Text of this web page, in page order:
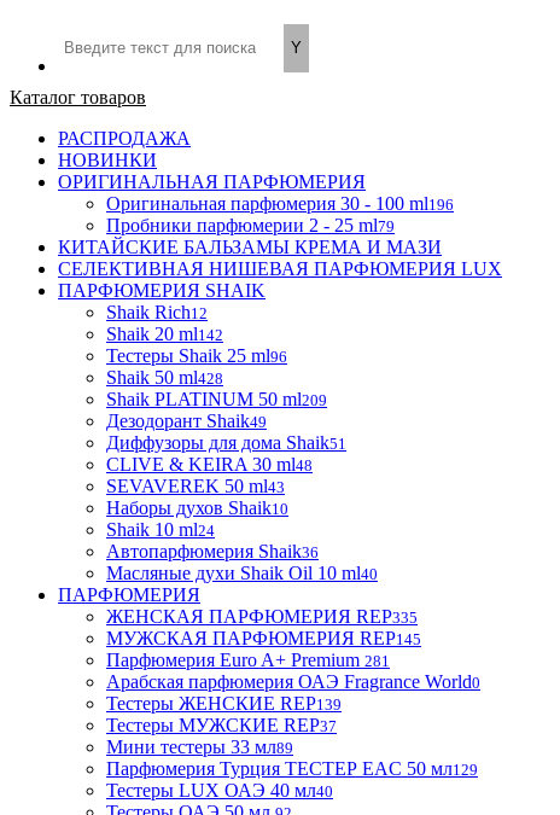
Каталог товаров
РАСПРОДАЖА
НОВИНКИ
ОРИГИНАЛЬНАЯ ПАРФЮМЕРИЯ
Оригинальная парфюмерия 30 - 100 ml196
Пробники парфюмерии 2 - 25 ml79
КИТАЙСКИЕ БАЛЬЗАМЫ КРЕМА И МАЗИ
СЕЛЕКТИВНАЯ НИШЕВАЯ ПАРФЮМЕРИЯ LUX
ПАРФЮМЕРИЯ SHAIK
Shaik Rich12
Shaik 20 ml142
Тестеры Shaik 25 ml96
Shaik 50 ml428
Shaik PLATINUM 50 ml209
Дезодорант Shaik49
Диффузоры для дома Shaik51
CLIVE & KEIRA 30 ml48
SEVAVEREK 50 ml43
Наборы духов Shaik10
Shaik 10 ml24
Автопарфюмерия Shaik36
Масляные духи Shaik Oil 10 ml40
ПАРФЮМЕРИЯ
ЖЕНСКАЯ ПАРФЮМЕРИЯ REP335
МУЖСКАЯ ПАРФЮМЕРИЯ REP145
Парфюмерия Euro A+ Premium 281
Арабская парфюмерия ОАЭ Fragrance World0
Тестеры ЖЕНСКИЕ REP139
Тестеры МУЖСКИЕ REP37
Мини тестеры 33 мл89
Парфюмерия Турция ТЕСТЕР EAC 50 мл129
Тестеры LUX ОАЭ 40 мл40